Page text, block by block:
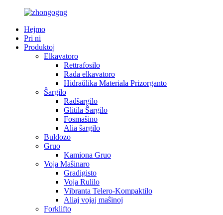
Hejmo
Pri ni
Produktoj
Elkavatoro
Rettrafosilo
Rada elkavatoro
Hidraŭlika Materiala Prizorganto
Ŝargilo
Radŝargilo
Glitila Ŝargilo
Fosmaŝino
Alia ŝargilo
Buldozo
Gruo
Kamiona Gruo
Voja Maŝinaro
Gradigisto
Voja Rulilo
Vibranta Telero-Kompaktilo
Aliaj vojaj maŝinoj
Forklifto